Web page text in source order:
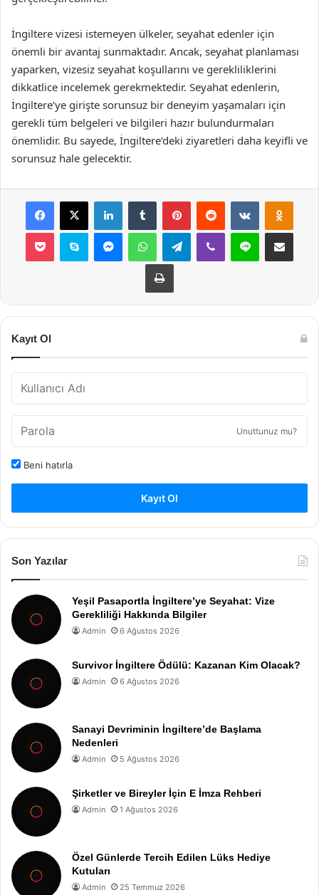
İngiltere vizesi istemeyen ülkeler, seyahat edenler için
önemli bir avantaj sunmaktadır. Ancak, seyahat planlaması
yaparken, vizesiz seyahat koşullarını ve gerekliliklerini
dikkatlice incelemek gerekmektedir. Seyahat edenlerin,
İngiltere’ye girişte sorunsuz bir deneyim yaşamaları için
gerekli tüm belgeleri ve bilgileri hazır bulundurmaları
önemlidir. Bu sayede, İngiltere’deki ziyaretleri daha keyifli ve
sorunsuz hale gelecektir.
Facebook
X LinkedInTumblr PinterestReddit VKontakte
Pocket Skype MessengerWhatsAppTelegramViber Line E-Posta ile
Yazdır
Kayıt Ol
Unuttunuz mu?
Beni hatırla
Kayıt Ol
Son Yazılar
Yeşil Pasaportla İngiltere’ye Seyahat: Vize
Gerekliliği Hakkında Bilgiler
Admin 6 Ağustos 2026
Survivor İngiltere Ödülü: Kazanan Kim Olacak?
Admin 6 Ağustos 2026
Sanayi Devriminin İngiltere’de Başlama
Nedenleri
Admin 5 Ağustos 2026
Şirketler ve Bireyler İçin E İmza Rehberi
Admin 1 Ağustos 2026
Özel Günlerde Tercih Edilen Lüks Hediye
Kutuları
Admin 25 Temmuz 2026